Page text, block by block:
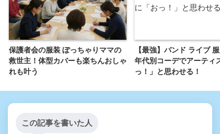
保護者会の服装 ぽっちゃりママの
救世主！体型カバーも楽ちんおしゃ
れも叶う
【最強】バンド ライブ
年代別コーデでアーティ
っ！」と思わせる！
この記事を書いた人